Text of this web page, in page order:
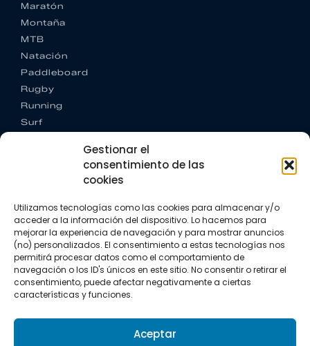
Gestionar el
consentimiento de las
cookies
Utilizamos tecnologías como las cookies para almacenar y/o
acceder a la información del dispositivo. Lo hacemos para
mejorar la experiencia de navegación y para mostrar anuncios
(no) personalizados. El consentimiento a estas tecnologías nos
permitirá procesar datos como el comportamiento de
navegación o los ID's únicos en este sitio. No consentir o retirar el
consentimiento, puede afectar negativamente a ciertas
características y funciones.
Aceptar
Maratón
Montaña
MTB
Natación
Paddleboard
Rugby
Running
Surf
CONTACTO
+34 662 342 177
info@vkssport.com
SÍGUENOS
Política de privacidad